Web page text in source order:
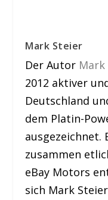
Mark Steier
Der Autor
2012 aktiver
Deutschland
dem Platin-
ausgezeichnet.
zusammen
eBay Motors
sich Mark